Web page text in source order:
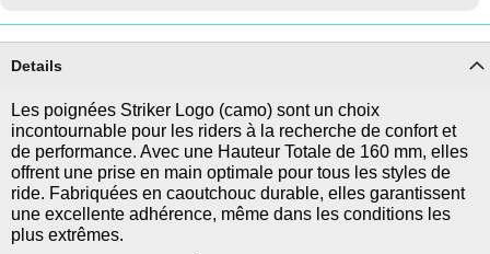
Details
Les poignées Striker Logo (camo) sont un choix
incontournable pour les riders à la recherche de confort et
de performance. Avec une Hauteur Totale de 160 mm, elles
offrent une prise en main optimale pour tous les styles de
ride. Fabriquées en caoutchouc durable, elles garantissent
une excellente adhérence, même dans les conditions les
plus extrêmes.